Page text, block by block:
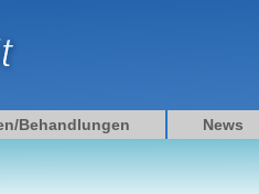
Behandlungen News